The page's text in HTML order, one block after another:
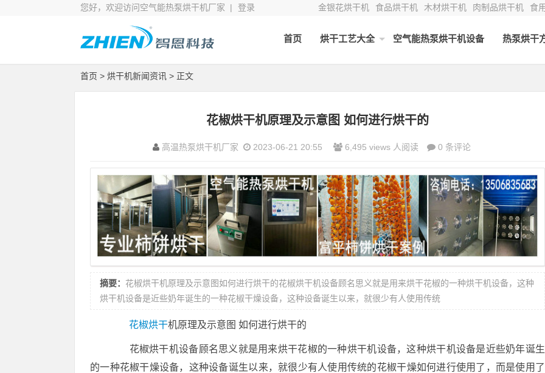
您好，欢迎访问空气能热泵烘干机厂家 | 登录 金银花烘干机 食品烘干机 木材烘干机 肉制品烘干机 食
首页 烘干工艺大全 空气能热泵烘干机设备 热泵烘干
首页 > 烘干机新闻资讯 > 正文
花椒烘干机原理及示意图 如何进行烘干的
高温热泵烘干机厂家 2023-06-21 20:55 6,495 views 人阅读 0 条评论
摘要： 花椒烘干机原理及示意图如何进行烘干的花椒烘干机设备顾名思义就是用来烘干花椒的一种烘干机设备，这种
烘干机设备是近些奶年诞生的一种花椒干燥设备，这种设备诞生以来，就很少有人使用传统
花椒烘干机原理及示意图 如何进行烘干的
花椒烘干机设备顾名思义就是用来烘干花椒的一种烘干机设备，这种烘干机设备是近些奶年诞生
的一种花椒干燥设备，这种设备诞生以来，就很少有人使用传统的花椒干燥如何进行使用了，而是使用了